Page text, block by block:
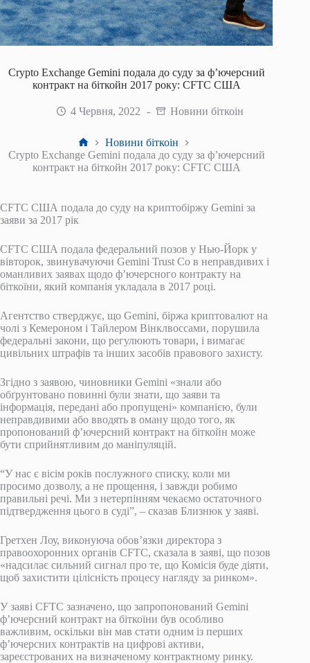
Crypto Exchange Gemini подала до суду за ф’ючерсний
контракт на біткойн 2017 року: CFTC США
4 Червня, 2022 Новини біткоін
Головна
Новини біткоін
Crypto Exchange Gemini подала до суду за ф’ючерсний
контракт на біткойн 2017 року: CFTC США
CFTC США подала до суду на криптобіржу Gemini за
заяви за 2017 рік
CFTC США подала федеральний позов у ​​Нью-Йорк у
вівторок, звинувачуючи Gemini Trust Co в неправдивих і
оманливих заявах щодо ф’ючерсного контракту на
біткоїни, який компанія укладала в 2017 році.
Агентство стверджує, що Gemini, біржа криптовалют на
чолі з Кемероном і Тайлером Вінклвоссами, порушила
федеральні закони, що регулюють товари, і вимагає
цивільних штрафів та інших засобів правового захисту.
Згідно з заявою, чиновники Gemini «знали або
обґрунтовано повинні були знати, що заяви та
інформація, передані або пропущені» компанією, були
неправдивими або вводять в оману щодо того, як
пропонований ф’ючерсний контракт на біткойн може
бути сприйнятливим до маніпуляцій.
“У нас є вісім років послужного списку, коли ми
просимо дозволу, а не прощення, і завжди робимо
правильні речі. Ми з нетерпінням чекаємо остаточного
підтвердження цього в суді”, – сказав Близнюк у заяві.
Гретхен Лоу, виконуюча обов’язки директора з
правоохоронних органів CFTC, сказала в заяві, що позов
«надсилає сильний сигнал про те, що Комісія буде діяти,
щоб захистити цілісність процесу нагляду за ринком».
У заяві CFTC зазначено, що запропонований Gemini
ф’ючерсний контракт на біткоїни був особливо
важливим, оскільки він мав стати одним із перших
ф’ючерсних контрактів на цифрові активи,
зареєстрованих на визначеному контрактному ринку.